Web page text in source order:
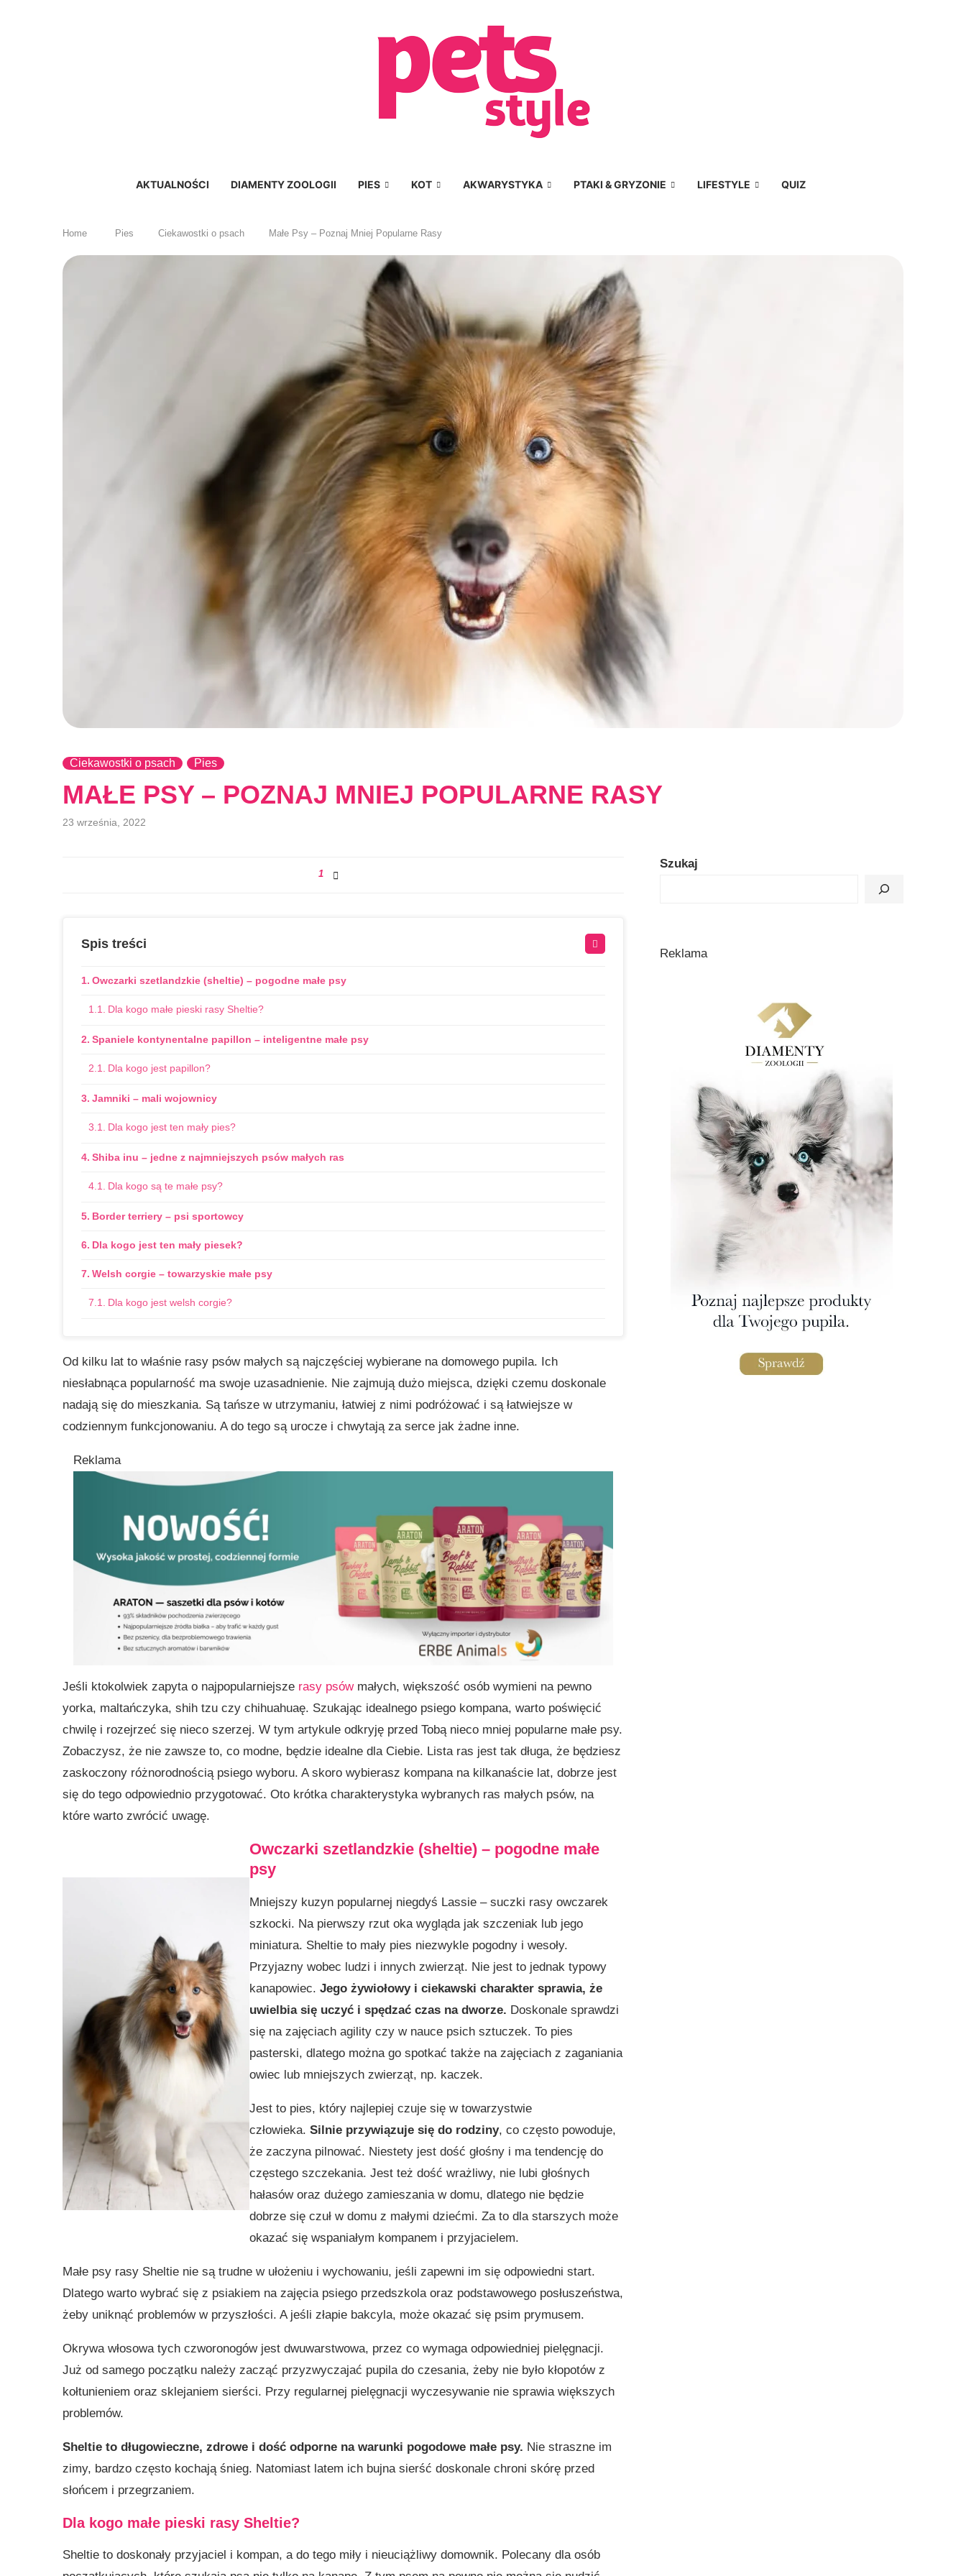
AKTUALNOŚCI DIAMENTY ZOOLOGII PIES KOT AKWARYSTYKA PTAKI & GRYZONIE LIFESTYLE QUIZ
Home Pies Ciekawostki o psach Małe Psy – Poznaj Mniej Popularne Rasy
Ciekawostki o psach Pies
MAŁE PSY – POZNAJ MNIEJ POPULARNE RASY
23 września, 2022
1
Spis treści
Owczarki szetlandzkie (sheltie) – pogodne małe psy
Dla kogo małe pieski rasy Sheltie?
Spaniele kontynentalne papillon – inteligentne małe psy
Dla kogo jest papillon?
Jamniki – mali wojownicy
Dla kogo jest ten mały pies?
Shiba inu – jedne z najmniejszych psów małych ras
Dla kogo są te małe psy?
Border terriery – psi sportowcy
Dla kogo jest ten mały piesek?
Welsh corgie – towarzyskie małe psy
Dla kogo jest welsh corgie?
Dla kogo jest ta mała rasa psów?
Terriery szkockie – uparte małe psy
Wygląd terriera szkockiego
Małe psy – rasy do mieszkania
Małe rasy psów dla dzieci
Małe psy – podsumowanie
Od kilku lat to właśnie rasy psów małych są najczęściej wybierane na domowego pupila. Ich
niesłabnąca popularność ma swoje uzasadnienie. Nie zajmują dużo miejsca, dzięki czemu doskonale
nadają się do mieszkania. Są tańsze w utrzymaniu, łatwiej z nimi podróżować i są łatwiejsze w
codziennym funkcjonowaniu. A do tego są urocze i chwytają za serce jak żadne inne.
Reklama
Jeśli ktokolwiek zapyta o najpopularniejsze rasy psówmałych, większość osób wymieni na pewno
yorka, maltańczyka, shih tzu czy chihuahuaę. Szukając idealnego psiego kompana, warto poświęcić
chwilę i rozejrzeć się nieco szerzej. W tym artykule odkryję przed Tobą nieco mniej popularne małe psy.
Zobaczysz, że nie zawsze to, co modne, będzie idealne dla Ciebie. Lista ras jest tak długa, że będziesz
zaskoczony różnorodnością psiego wyboru. A skoro wybierasz kompana na kilkanaście lat, dobrze jest
się do tego odpowiednio przygotować. Oto krótka charakterystyka wybranych ras małych psów, na
które warto zwrócić uwagę.
Owczarki szetlandzkie (sheltie) – pogodne małe
psy
Mniejszy kuzyn popularnej niegdyś Lassie – suczki rasy owczarek
szkocki. Na pierwszy rzut oka wygląda jak szczeniak lub jego
miniatura. Sheltie to mały pies niezwykle pogodny i wesoły.
Przyjazny wobec ludzi i innych zwierząt. Nie jest to jednak typowy
kanapowiec.Jego żywiołowy i ciekawski charakter sprawia, że
uwielbia się uczyć i spędzać czas na dworze. Doskonale sprawdzi
się na zajęciach agility czy w nauce psich sztuczek. To pies
pasterski, dlatego można go spotkać także na zajęciach z zaganiania
owiec lub mniejszych zwierząt, np. kaczek.
Jest to pies, który najlepiej czuje się w towarzystwie
człowieka.Silnie przywiązuje się do rodziny, co często powoduje,
że zaczyna pilnować. Niestety jest dość głośny i ma tendencję do
częstego szczekania. Jest też dość wrażliwy, nie lubi głośnych
hałasów oraz dużego zamieszania w domu, dlatego nie będzie
dobrze się czuł w domu z małymi dziećmi. Za to dla starszych może
okazać się wspaniałym kompanem i przyjacielem.
Małe psy rasy Sheltie nie są trudne w ułożeniu i wychowaniu, jeśli zapewni im się odpowiedni start.
Dlatego warto wybrać się z psiakiem na zajęcia psiego przedszkola oraz podstawowego posłuszeństwa,
żeby uniknąć problemów w przyszłości. A jeśli złapie bakcyla, może okazać się psim prymusem.
Okrywa włosowa tych czworonogów jest dwuwarstwowa, przez co wymaga odpowiedniej pielęgnacji.
Już od samego początku należy zacząć przyzwyczajać pupila do czesania, żeby nie było kłopotów z
kołtunieniem oraz sklejaniem sierści. Przy regularnej pielęgnacji wyczesywanie nie sprawia większych
problemów.
Sheltie to długowieczne, zdrowe i dość odporne na warunki pogodowe małe psy. Nie straszne im
zimy, bardzo często kochają śnieg. Natomiast latem ich bujna sierść doskonale chroni skórę przed
słońcem i przegrzaniem.
Dla kogo małe pieski rasy Sheltie?
Sheltie to doskonały przyjaciel i kompan, a do tego miły i nieuciążliwy domownik. Polecany dla osób
Szukaj
Reklama